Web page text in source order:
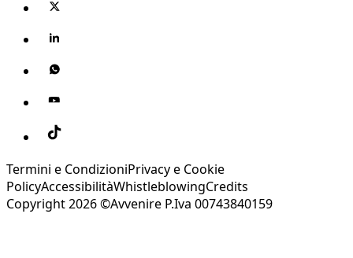
Termini e CondizioniPrivacy e Cookie
PolicyAccessibilitàWhistleblowingCredits
Copyright 2026 ©Avvenire P.Iva 00743840159